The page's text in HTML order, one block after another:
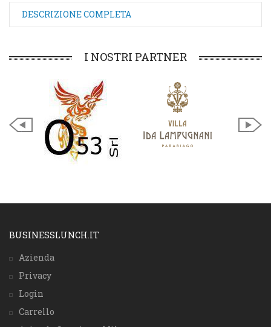
DESCRIZIONE COMPLETA
I NOSTRI PARTNER
BUSINESSLUNCH.IT
Azienda
Privacy
Login
Carrello